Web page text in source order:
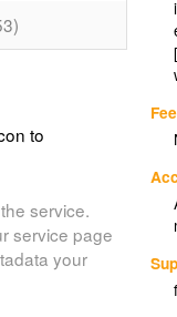
pour la
au titre
pour la
données
politique
to
service.
service page
your